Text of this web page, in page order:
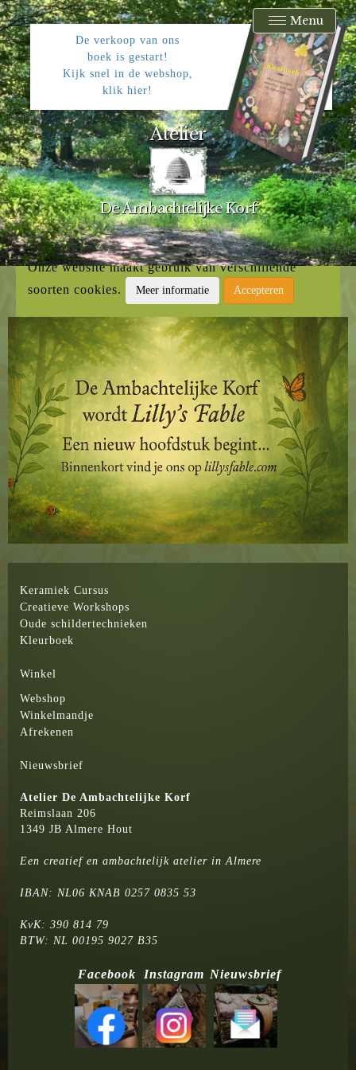
De verkoop van ons
boek is gestart!
Kijk snel in de webshop,
klik hier!
Atelier
De Ambachtelijke Korf
Menu
Onze website maakt gebruik van verschillende
soorten cookies.
Meer informatie Accepteren
Keramiek Cursus
Creatieve Workshops
Oude schildertechnieken
Kleurboek
Winkel
Webshop
Winkelmandje
Afrekenen
Nieuwsbrief
Atelier De Ambachtelijke Korf
Reimslaan 206
1349 JB Almere Hout
Een creatief en ambachtelijk atelier in Almere
IBAN: NL06 KNAB 0257 0835 53
KvK: 390 814 79
BTW: NL 00195 9027 B35
Facebook Instagram Nieuwsbrief